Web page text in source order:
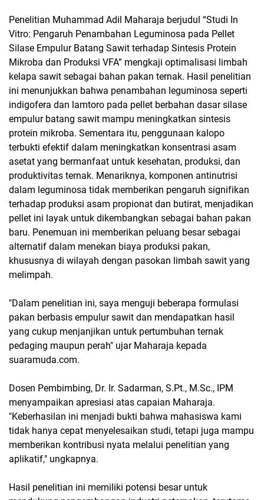
Penelitian Muhammad Adil Maharaja berjudul “Studi In
Vitro: Pengaruh Penambahan Leguminosa pada Pellet
Silase Empulur Batang Sawit terhadap Sintesis Protein
Mikroba dan Produksi VFA” mengkaji optimalisasi limbah
kelapa sawit sebagai bahan pakan ternak. Hasil penelitian
ini menunjukkan bahwa penambahan leguminosa seperti
indigofera dan lamtoro pada pellet berbahan dasar silase
empulur batang sawit mampu meningkatkan sintesis
protein mikroba. Sementara itu, penggunaan kalopo
terbukti efektif dalam meningkatkan konsentrasi asam
asetat yang bermanfaat untuk kesehatan, produksi, dan
produktivitas ternak. Menariknya, komponen antinutrisi
dalam leguminosa tidak memberikan pengaruh signifikan
terhadap produksi asam propionat dan butirat, menjadikan
pellet ini layak untuk dikembangkan sebagai bahan pakan
baru. Penemuan ini memberikan peluang besar sebagai
alternatif dalam menekan biaya produksi pakan,
khususnya di wilayah dengan pasokan limbah sawit yang
melimpah.
"Dalam penelitian ini, saya menguji beberapa formulasi
pakan berbasis empulur sawit dan mendapatkan hasil
yang cukup menjanjikan untuk pertumbuhan ternak
pedaging maupun perah" ujar Maharaja kepada
suaramuda.com.
Dosen Pembimbing, Dr. Ir. Sadarman, S.Pt., M.Sc., IPM
menyampaikan apresiasi atas capaian Maharaja.
"Keberhasilan ini menjadi bukti bahwa mahasiswa kami
tidak hanya cepat menyelesaikan studi, tetapi juga mampu
memberikan kontribusi nyata melalui penelitian yang
aplikatif," ungkapnya.
Hasil penelitian ini memiliki potensi besar untuk